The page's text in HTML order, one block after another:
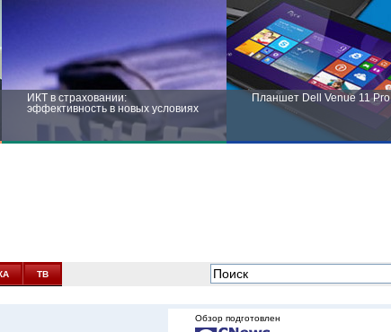
ИКТ в страховании:
эффективность в новых условиях
Планшет Dell Venue 11 Pro
новых условиях
ТВ
Обзор подготовлен